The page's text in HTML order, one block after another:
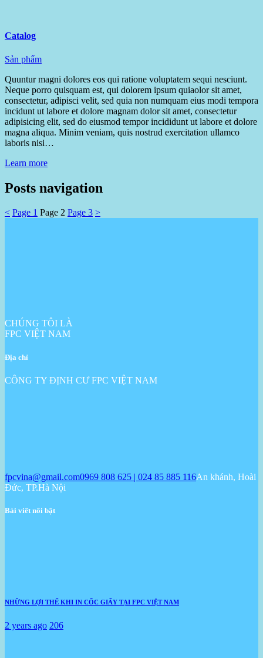
Catalog
Sản phẩm
Quuntur magni dolores eos qui ratione voluptatem sequi nesciunt.
Neque porro quisquam est, qui dolorem ipsum quiaolor sit amet,
consectetur, adipisci velit, sed quia non numquam eius modi tempora
incidunt ut labore et dolore magnam dolor sit amet, consectetur
adipisicing elit, sed do eiusmod tempor incididunt ut labore et dolore
magna aliqua. Minim veniam, quis nostrud exercitation ullamco
laboris nisi…
Learn more
Posts navigation
< Page 1 Page 2 Page 3 >
CHÚNG TÔI LÀ
FPC VIỆT NAM
Địa chỉ
CÔNG TY ĐỊNH CƯ FPC VIỆT NAM
fpcvina@gmail.com0969 808 625 | 024 85 885 116An khánh, Hoài
Đức, TP.Hà Nội
Bài viết nổi bật
NHỮNG LỢI THẾ KHI IN CỐC GIẤY TẠI FPC VIỆT NAM
2 years ago 206